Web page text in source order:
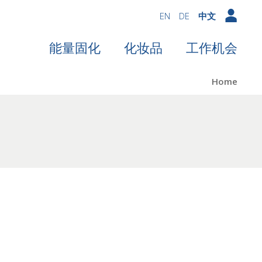
EN DE 中文
能量固化 化妆品 工作机会
Home